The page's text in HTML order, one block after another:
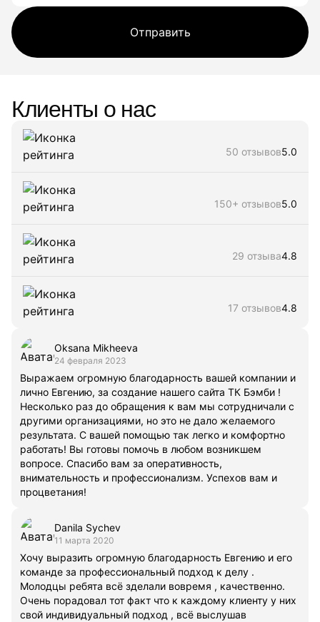
Отправить
Клиенты о нас
50 отзывов5.0
150+ отзывов5.0
29 отзыва4.8
17 отзывов4.8
Oksana Mikheeva
24 февраля 2023
Выражаем огромную благодарность вашей компании и
лично Евгению, за создание нашего сайта ТК Бэмби !
Несколько раз до обращения к вам мы сотрудничали с
другими организациями, но это не дало желаемого
результата. С вашей помощью так легко и комфортно
работать! Вы готовы помочь в любом возникшем
вопросе. Спасибо вам за оперативность,
внимательность и профессионализм. Успехов вам и
процветания!
Danila Sychev
11 марта 2020
Хочу выразить огромную благодарность Евгению и его
команде за профессиональный подход к делу .
Молодцы ребята всё зделали вовремя , качественно.
Очень порадовал тот факт что к каждому клиенту у них
свой индивидуальный подход , всё выслушав